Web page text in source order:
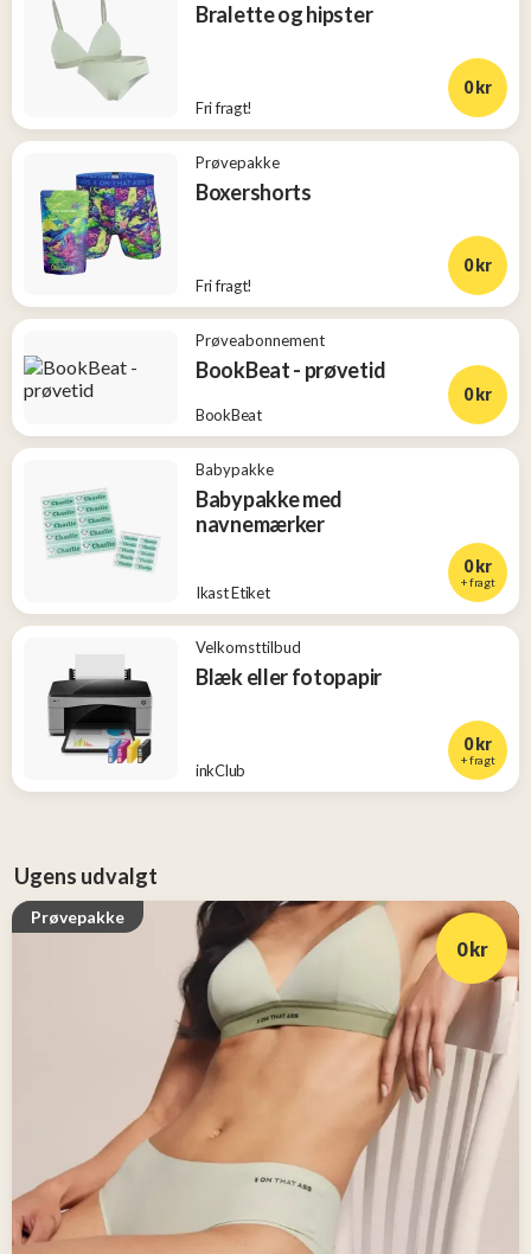
Bralette og hipster
Fri fragt!
0 kr
Prøvepakke
Boxershorts
Fri fragt!
0 kr
Prøveabonnement
BookBeat - prøvetid
BookBeat
0 kr
Babypakke
Babypakke med
navnemærker
Ikast Etiket
0 kr
+ fragt
Velkomsttilbud
Blæk eller fotopapir
inkClub
0 kr
+ fragt
Ugens udvalgt
Prøvepakke
0 kr